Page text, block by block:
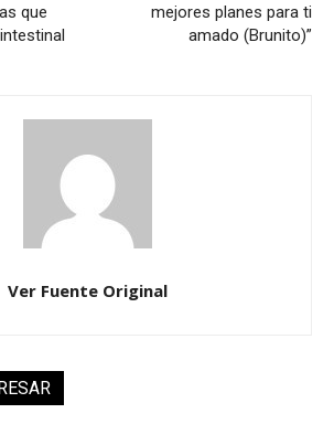
que
mejores planes para ti
amado (Brunito)”
Ver Fuente Original